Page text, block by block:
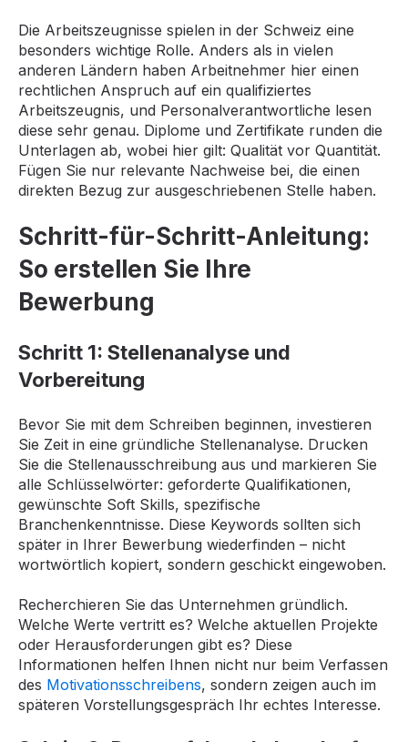
Die Arbeitszeugnisse spielen in der Schweiz eine
besonders wichtige Rolle. Anders als in vielen
anderen Ländern haben Arbeitnehmer hier einen
rechtlichen Anspruch auf ein qualifiziertes
Arbeitszeugnis, und Personalverantwortliche lesen
diese sehr genau. Diplome und Zertifikate runden die
Unterlagen ab, wobei hier gilt: Qualität vor Quantität.
Fügen Sie nur relevante Nachweise bei, die einen
direkten Bezug zur ausgeschriebenen Stelle haben.
Schritt-für-Schritt-Anleitung:
So erstellen Sie Ihre
Bewerbung
Schritt 1: Stellenanalyse und
Vorbereitung
Bevor Sie mit dem Schreiben beginnen, investieren
Sie Zeit in eine gründliche Stellenanalyse. Drucken
Sie die Stellenausschreibung aus und markieren Sie
alle Schlüsselwörter: geforderte Qualifikationen,
gewünschte Soft Skills, spezifische
Branchenkenntnisse. Diese Keywords sollten sich
später in Ihrer Bewerbung wiederfinden – nicht
wortwörtlich kopiert, sondern geschickt eingewoben.
Recherchieren Sie das Unternehmen gründlich.
Welche Werte vertritt es? Welche aktuellen Projekte
oder Herausforderungen gibt es? Diese
Informationen helfen Ihnen nicht nur beim Verfassen
des Motivationsschreibens, sondern zeigen auch im
späteren Vorstellungsgespräch Ihr echtes Interesse.